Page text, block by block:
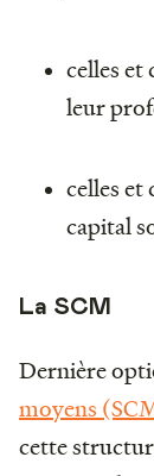
celles et
leur
celles
capital
La SCM
Dernière
moyens
cette